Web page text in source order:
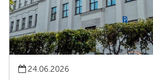
24.06.2026